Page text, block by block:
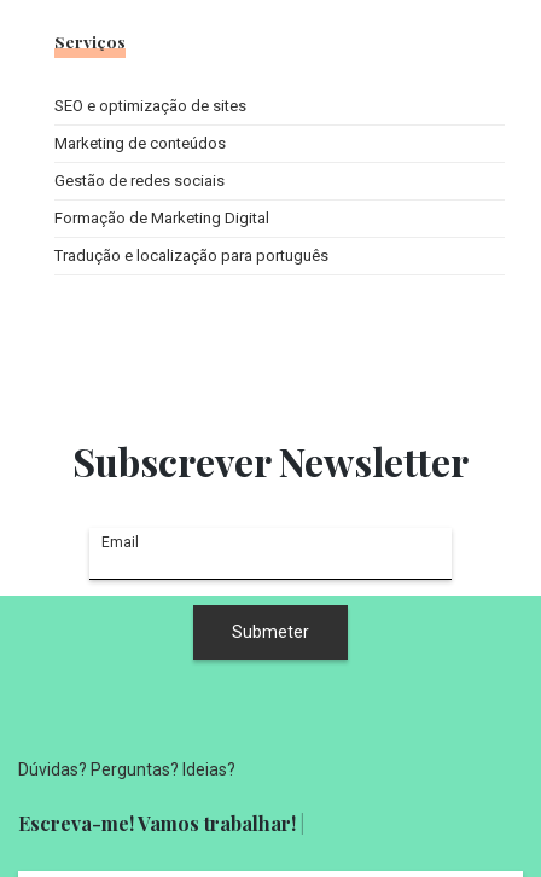
Serviços
SEO e optimização de sites
Marketing de conteúdos
Gestão de redes sociais
Formação de Marketing Digital
Tradução e localização para português
Subscrever Newsletter
Dúvidas? Perguntas? Ideias?
Escreva-me! Vamos trabalhar!